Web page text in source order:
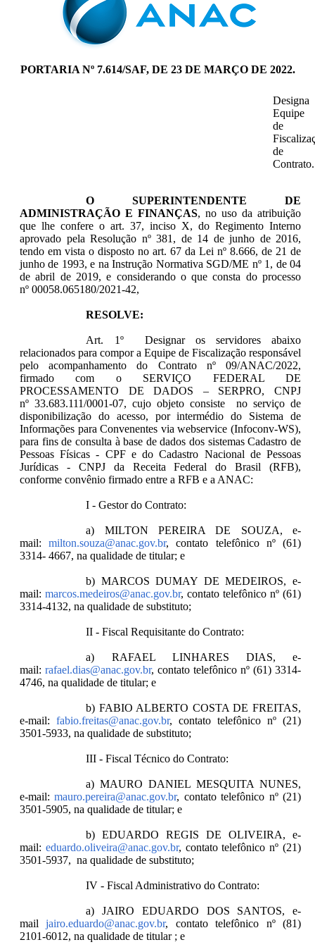
PORTARIA Nº 7.614/SAF, DE 23 DE MARÇO DE 2022.
Designa
Equipe
de
de
Contrato.
O SUPERINTENDENTE DE
ADMINISTRAÇÃO E FINANÇAS, no uso da atribuição
que lhe confere o art. 37, inciso X, do Regimento Interno
aprovado pela Resolução nº 381, de 14 de junho de 2016,
tendo em vista o disposto no art. 67 da Lei nº 8.666, de 21 de
junho de 1993, e na Instrução Normativa SGD/ME nº 1, de 04
de abril de 2019, e considerando o que consta do processo
nº 00058.065180/2021-42,
RESOLVE:
Art. 1º Designar os servidores abaixo
relacionados para compor a Equipe de Fiscalização responsável
pelo acompanhamento do Contrato nº 09/ANAC/2022,
firmado com o SERVIÇO FEDERAL DE
PROCESSAMENTO DE DADOS – SERPRO, CNPJ
nº 33.683.111/0001-07, cujo objeto consiste no serviço de
disponibilização do acesso, por intermédio do Sistema de
Informações para Convenentes via webservice (Infoconv-WS),
para fins de consulta à base de dados dos sistemas Cadastro de
Pessoas Físicas - CPF e do Cadastro Nacional de Pessoas
Jurídicas - CNPJ da Receita Federal do Brasil (RFB),
conforme convênio firmado entre a RFB e a ANAC:
I - Gestor do Contrato:
a) MILTON PEREIRA DE SOUZA, e-
mail:milton.souza@anac.gov.br, contato telefônico nº (61)
3314- 4667, na qualidade de titular; e
b) MARCOS DUMAY DE MEDEIROS, e-
mail: marcos.medeiros@anac.gov.br, contato telefônico nº (61)
3314-4132, na qualidade de substituto;
II - Fiscal Requisitante do Contrato:
a) RAFAEL LINHARES DIAS, e-
mail: rafael.dias@anac.gov.br, contato telefônico nº (61) 3314-
4746, na qualidade de titular; e
b) FABIO ALBERTO COSTA DE FREITAS,
e-mail: fabio.freitas@anac.gov.br, contato telefônico nº (21)
3501-5933, na qualidade de substituto;
III - Fiscal Técnico do Contrato:
a) MAURO DANIEL MESQUITA NUNES,
e-mail:mauro.pereira@anac.gov.br, contato telefônico nº (21)
3501-5905, na qualidade de titular; e
b) EDUARDO REGIS DE OLIVEIRA, e-
mail: eduardo.oliveira@anac.gov.br, contato telefônico nº (21)
3501-5937, na qualidade de substituto;
IV - Fiscal Administrativo do Contrato:
a) JAIRO EDUARDO DOS SANTOS, e-
mailjairo.eduardo@anac.gov.br, contato telefônico nº (81)
2101-6012, na qualidade de titular ; e